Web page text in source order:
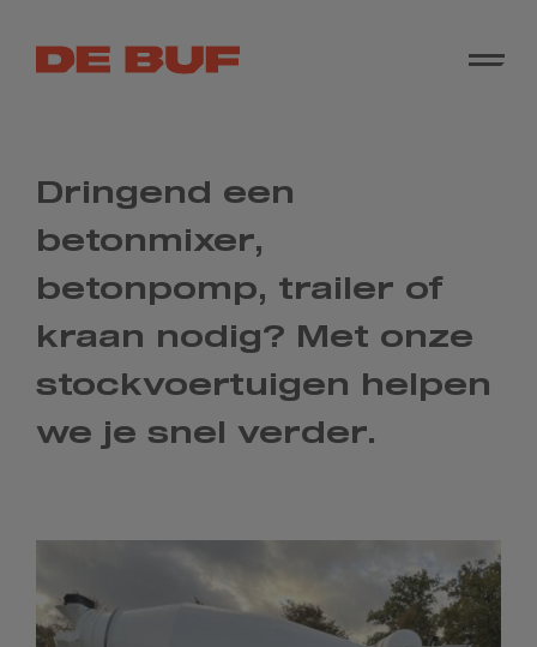
Dringend een
betonmixer,
betonpomp, trailer of
kraan nodig? Met onze
stockvoertuigen helpen
we je snel verder.